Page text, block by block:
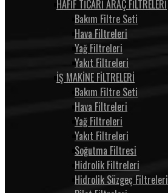
HAFİF TİCARİ ARAÇ FİLTRELERİ
Bakım Filtre Seti
Hava Filtreleri
Yağ Filtreleri
Yakıt Filtreleri
İŞ MAKİNE FİLTRELERİ
Bakım Filtre Seti
Hava Filtreleri
Yağ Filtreleri
Yakıt Filtreleri
Soğutma Filtresi
Hidrolik Filtreleri
Hidrolik Süzgeç Filtreleri